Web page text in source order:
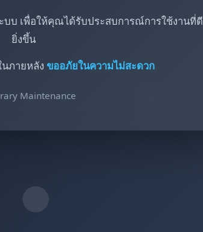
บบ เพื่อให้คุณได้รับประสบการณ์การใช้งานที่ดี
ยิ่งขึ้น
ภายหลัง ขออภัยในความไม่สะดวก
Maintenance